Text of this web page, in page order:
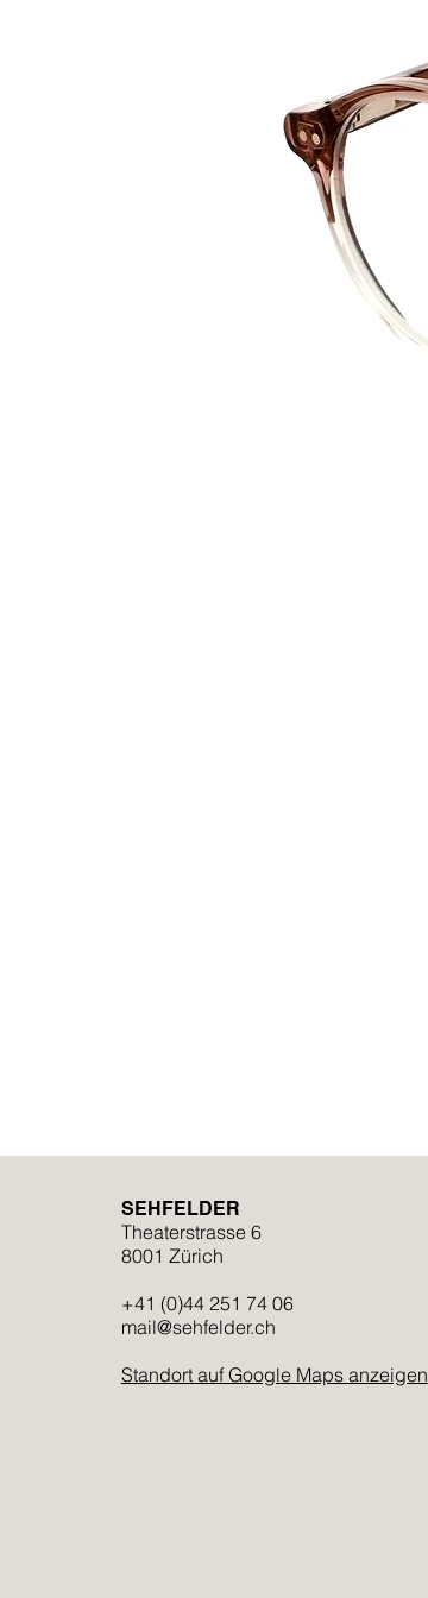
SEHFELDER
Theaterstrasse 6
8001 Zürich
+41 (0)44 251 74 06
mail@sehfelder.ch
Standort auf Google Maps anzeigen